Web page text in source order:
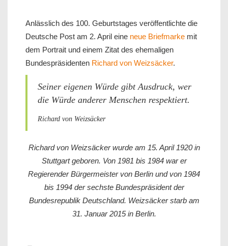
Anlässlich des 100. Geburtstages veröffentlichte die
Deutsche Post am 2. April eine neue Briefmarke mit
dem Portrait und einem Zitat des ehemaligen
Bundespräsidenten Richard von Weizsäcker.
Seiner eigenen Würde gibt Ausdruck, wer
die Würde anderer Menschen respektiert.
Richard von Weizsäcker
Richard von Weizsäcker wurde am 15. April 1920 in
Stuttgart geboren. Von 1981 bis 1984 war er
Regierender Bürgermeister von Berlin und von 1984
bis 1994 der sechste Bundespräsident der
Bundesrepublik Deutschland. Weizsäcker starb am
31. Januar 2015 in Berlin.